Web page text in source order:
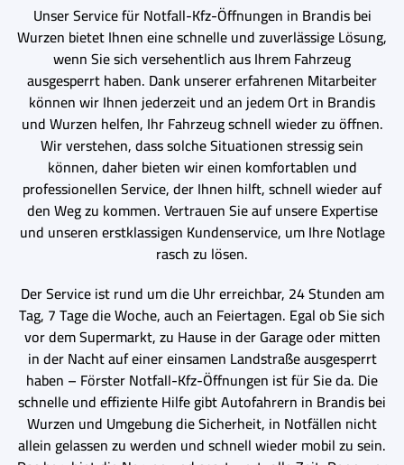
Unser Service für Notfall-Kfz-Öffnungen in Brandis bei
Wurzen bietet Ihnen eine schnelle und zuverlässige Lösung,
wenn Sie sich versehentlich aus Ihrem Fahrzeug
ausgesperrt haben. Dank unserer erfahrenen Mitarbeiter
können wir Ihnen jederzeit und an jedem Ort in Brandis
und Wurzen helfen, Ihr Fahrzeug schnell wieder zu öffnen.
Wir verstehen, dass solche Situationen stressig sein
können, daher bieten wir einen komfortablen und
professionellen Service, der Ihnen hilft, schnell wieder auf
den Weg zu kommen. Vertrauen Sie auf unsere Expertise
und unseren erstklassigen Kundenservice, um Ihre Notlage
rasch zu lösen.
Der Service ist rund um die Uhr erreichbar, 24 Stunden am
Tag, 7 Tage die Woche, auch an Feiertagen. Egal ob Sie sich
vor dem Supermarkt, zu Hause in der Garage oder mitten
in der Nacht auf einer einsamen Landstraße ausgesperrt
haben – Förster Notfall-Kfz-Öffnungen ist für Sie da. Die
schnelle und effiziente Hilfe gibt Autofahrern in Brandis bei
Wurzen und Umgebung die Sicherheit, in Notfällen nicht
allein gelassen zu werden und schnell wieder mobil zu sein.